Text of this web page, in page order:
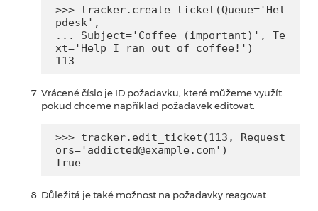
>>> tracker.create_ticket(Queue='Hel
pdesk',
... Subject='Coffee (important)', Te
xt='Help I ran out of coffee!')
113
Vrácené číslo je ID požadavku, které můžeme využít
pokud chceme například požadavek editovat:
>>> tracker.edit_ticket(113, Request
ors='addicted@example.com')
True
Důležitá je také možnost na požadavky reagovat: